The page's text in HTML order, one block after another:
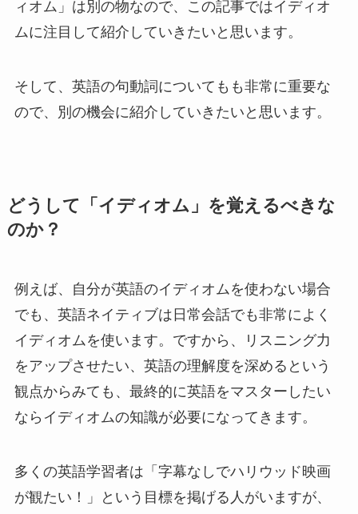
ィオム」は別の物なので、この記事ではイディオ
ムに注目して紹介していきたいと思います。
そして、英語の句動詞についてもも非常に重要な
ので、別の機会に紹介していきたいと思います。
どうして「イディオム」を覚えるべきな
のか？
例えば、自分が英語のイディオムを使わない場合
でも、英語ネイティブは日常会話でも非常によく
イディオムを使います。ですから、リスニング力
をアップさせたい、英語の理解度を深めるという
観点からみても、最終的に英語をマスターしたい
ならイディオムの知識が必要になってきます。
多くの英語学習者は「字幕なしでハリウッド映画
が観たい！」という目標を掲げる人がいますが、